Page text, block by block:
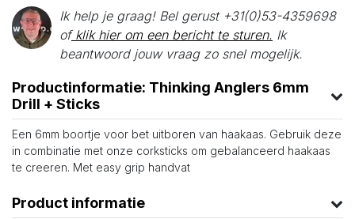
Ik help je graag! Bel gerust +31(0)53-4359698
ofklik hier om een bericht te sturen. Ik
beantwoord jouw vraag zo snel mogelijk.
Productinformatie: Thinking Anglers 6mm
Drill + Sticks
Een 6mm boortje voor bet uitboren van haakaas. Gebruik deze
in combinatie met onze corksticks om gebalanceerd haakaas
te creeren. Met easy grip handvat
Product informatie